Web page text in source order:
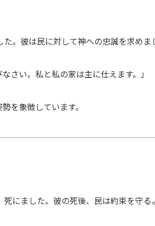
。彼は民に対して神への忠誠を求めま
さい。私と私の家は主に仕えます。」
を象徴しています。
にました。彼の死後、民は約束を守る